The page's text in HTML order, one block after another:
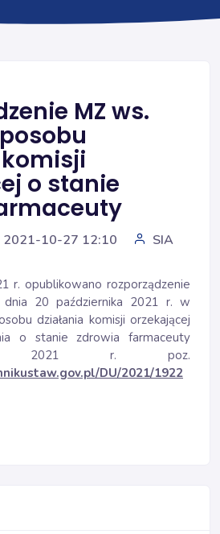
MZ ws.
o stanie
2021-10-27 12:10
SIA
r. opublikowano rozporządzenie
20 października 2021 r. w
działania komisji orzekającej
o stanie zdrowia farmaceuty
2021 r. poz.
DU/2021/1922